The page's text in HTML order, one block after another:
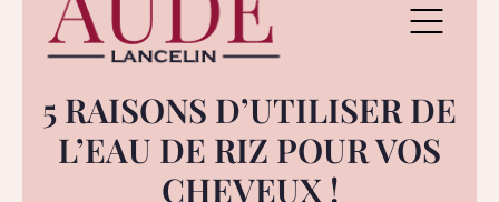
5 RAISONS D’UTILISER DE
L’EAU DE RIZ POUR VOS
CHEVEUX !